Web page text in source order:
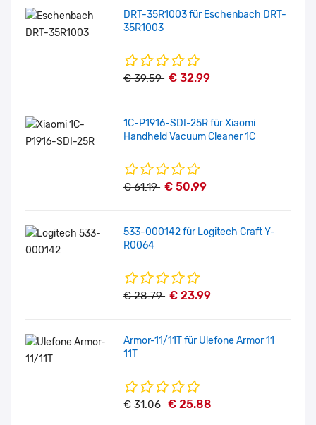
DRT-35R1003 für Eschenbach DRT-
35R1003
€ 39.59 € 32.99
1C-P1916-SDI-25R für Xiaomi
Handheld Vacuum Cleaner 1C
€ 61.19 € 50.99
533-000142 für Logitech Craft Y-
R0064
€ 28.79 € 23.99
Armor-11/11T für Ulefone Armor 11
11T
€ 31.06 € 25.88